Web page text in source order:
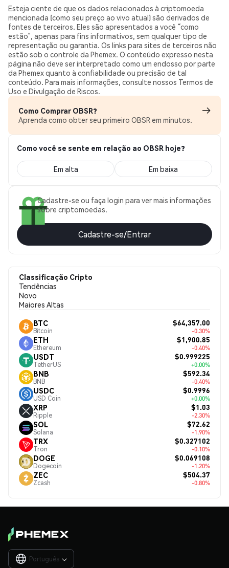
Esteja ciente de que os dados relacionados à criptomoeda
mencionada (como seu preço ao vivo atual) são derivados de
fontes de terceiros. Eles são apresentados a você “como
estão”, apenas para fins informativos, sem qualquer tipo de
representação ou garantia. Os links para sites de terceiros não
estão sob o controle da Phemex. O conteúdo expresso nesta
página não deve ser interpretado como um endosso por parte
da Phemex quanto à confiabilidade ou precisão de tal
conteúdo. Para mais informações, consulte nossos Termos de
Uso e Divulgação de Riscos.
Como Comprar OBSR?
Aprenda como obter seu primeiro OBSR em minutos.
Como você se sente em relação ao OBSR hoje?
Em alta Em baixa
Cadastre-se ou faça login para ver mais informações
sobre criptomoedas.
Cadastre-se/Entrar
Classificação Cripto
Tendências
Novo
Maiores Altas
BTC
Bitcoin
$64,357.00
-0.30%
ETH
Ethereum
$1,900.85
-0.40%
USDT
TetherUS
$0.999225
+0.00%
BNB
BNB
$592.34
-0.40%
USDC
USD Coin
$0.9996
+0.00%
XRP
Ripple
$1.03
-2.30%
SOL
Solana
$72.62
-1.90%
TRX
Tron
$0.327102
-0.10%
DOGE
Dogecoin
$0.069108
-1.20%
ZEC
Zcash
$504.37
-0.80%
Português 